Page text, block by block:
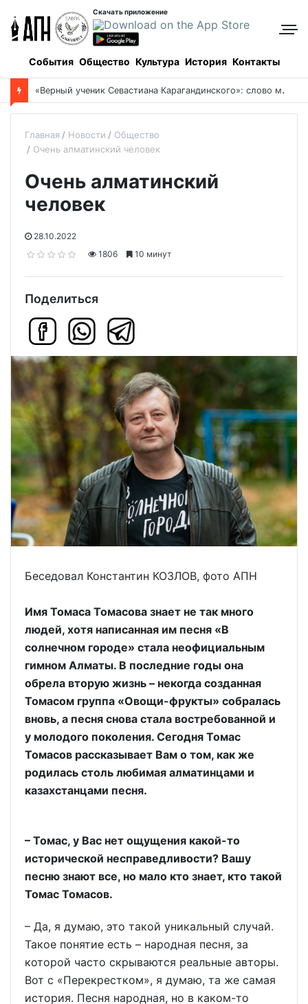
Скачать приложение
События Общество Культура История Контакты
Боровое: когда и как все начиналось, и кто все начинал
Главная Новости
Общество
Очень алматинский человек
Очень алматинский
человек
28.10.2022
1806
10 минут
Поделиться
Беседовал Константин КОЗЛОВ, фото АПН
Имя Томаса Томасова знает не так много
людей, хотя написанная им песня «В
солнечном городе» стала неофициальным
гимном Алматы. В последние годы она
обрела вторую жизнь – некогда созданная
Томасом группа «Овощи-фрукты» собралась
вновь, а песня снова стала востребованной и
у молодого поколения. Сегодня Томас
Томасов рассказывает Вам о том, как же
родилась столь любимая алматинцами и
казахстанцами песня.
– Томас, у Вас нет ощущения какой-то
исторической несправедливости? Вашу
песню знают все, но мало кто знает, кто такой
Томас Томасов.
– Да, я думаю, это такой уникальный случай.
Такое понятие есть – народная песня, за
которой часто скрываются реальные авторы.
Вот с «Перекрестком», я думаю, та же самая
история. Песня народная, но в каком-то